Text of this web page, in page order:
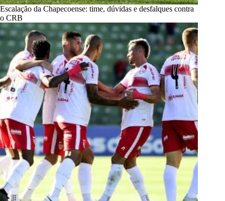
Escalação da Chapecoense: time, dúvidas e desfalques contra
o CRB